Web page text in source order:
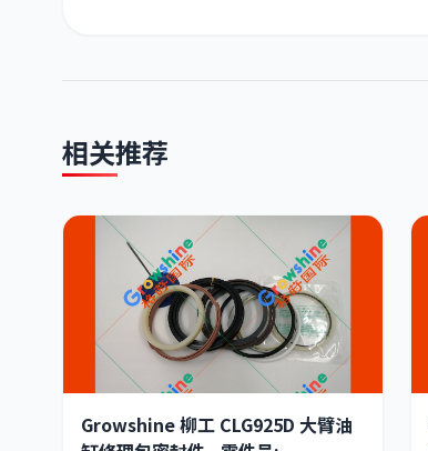
相关推荐
Growshine 柳工 CLG925D 大臂油